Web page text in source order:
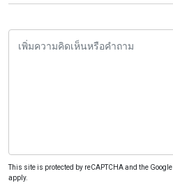
This site is protected by reCAPTCHA and the Google
apply.